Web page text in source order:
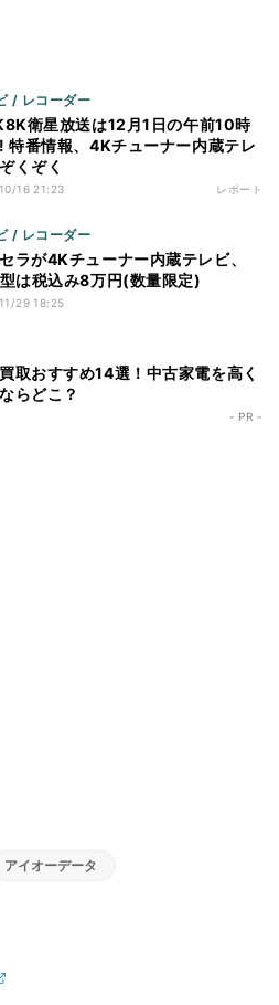
/ レコーダー
衛星放送は12月1日の午前10時
特番情報、4Kチューナー内蔵テレ
くぞく
16 21:23 レポート
/ レコーダー
ラが4Kチューナー内蔵テレビ、
は税込み8万円(数量限定)
29 18:25
取おすすめ14選！中古家電を高く
らどこ？
- PR -
アイオーデータ